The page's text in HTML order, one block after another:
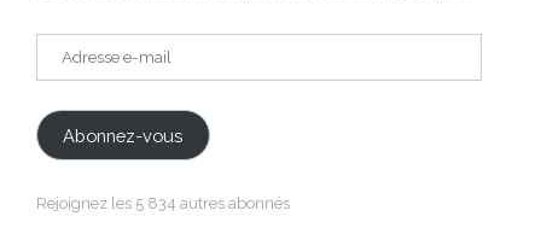
Abonnez-vous
Rejoignez les 5 834 autres abonnés